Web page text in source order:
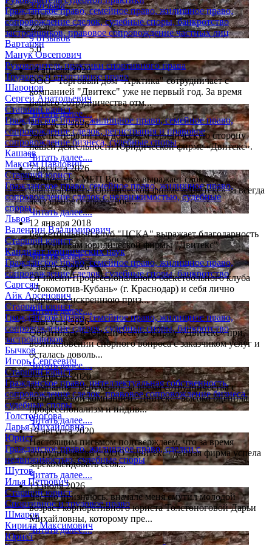
Гражданское право, семейное право, жилищное право,
сопровождение сделок, судебные споры, банкротство
застройщиков, правовое сопровождение частных лиц
Вартанян
Манук Овсепович
Руководитель практики спортивного права
Трудовое и спортивное право
Шаронов
Сергей Анатольевич
Старший юрист
Гражданское право, жилищное право, семейное право,
сопровождение сделок, регистрация и правовое
сопровождение бизнеса, судебные споры
Кашаев
Максим Павлович
Старший юрист
Гражданское право, семейное право, жилищное право,
сопровождение сделок с недвижимостью, судебные
споры
Львов
Валентин Владимирович
Старший юрист
Кандидат юридических наук
Гражданское право, семейное право, жилищное право,
сопровождение сделок, судебные споры, банкротство
Саргсян
Айк Арсенович
Старший юрист
Гражданское право, семейное право, жилищное право,
сопровождение сделок, судебные споры, банкротство
застройщиков
Бычков
Игорь Сергеевич
Старший юрист
Гражданское право, интеллектуальная собственность,
сопровождение сделок, правовое сопровождение бизнеса,
судебные споры
Толстоногова
Дарья Михайловна
Юрист
Гражданское право, жилищное право, сделки с
недвижимостью, судебные споры
Шутов
Илья Петрович
Старший юрист
Спортивное и трудовое право
Шмаров
Кирилл Максимович
Юрист
3 отзыва
5.0
Zoon
9 отзывов
5.0
14 апреля 2020
ООО "Торговый дом "Арктика" сотрудничает с
компанией "Двитекс" уже не первый год. За время
нашего сотрудничества отм...
Читать далее....
7 августа 2026
Уже не первый год доверяем юридическую сторону
нашей деятельности Юридической фирме «Двитекс».
Читать далее....
7 августа 2026
Коллектив «МЕП Восток» выражает свою
благодарность Юридической фирме «Двитекс» за всегда
актуальное и грамотное...
Читать далее....
12 января 2018
Баскетбольный клуб "ЦСКА" выражает благодарность
сотрудникам юридической фирмы "Двитекс"
Читать далее....
7 августа 2026
От имени Профессионального баскетбольного клуба
«Локомотив-Кубань» (г. Краснодар) и себя лично
выражаю искреннюю приз...
Читать далее....
7 августа 2026
Обратилась в Юридическую фирму «Двитекс» при
возникновении спорного вопроса с заказчиком услуг и
осталась доволь...
Читать далее....
20 апреля 2020
Компания "ВерумБио" за время сотрудничества с
юридической компанией "Двитекс" высоко оценила
профессионализм и индив...
Читать далее....
19 августа 2020
Настоящим письмом подтверждаем, что за время
сотрудничества с ООО "Двитекс" данная фирма успела
зарекомендовать себя...
Читать далее....
13 июля 2026
Честно признаюсь, вначале меня смутил молодой
возраст корпоративного юриста Толстоноговой Дарьи
Михайловны, которому пре...
Читать далее....